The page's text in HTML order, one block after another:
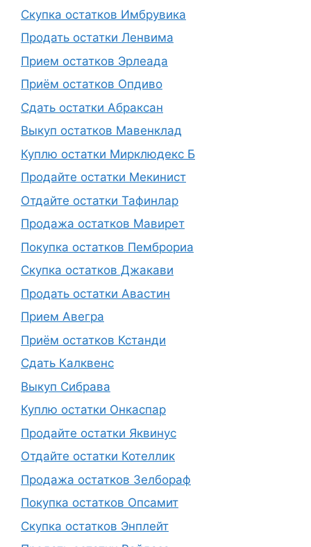
Скупка остатков Имбрувика
Продать остатки Ленвима
Прием остатков Эрлеада
Приём остатков Опдиво
Сдать остатки Абраксан
Выкуп остатков Мавенклад
Куплю остатки Мирклюдекс Б
Продайте остатки Мекинист
Отдайте остатки Тафинлар
Продажа остатков Мавирет
Покупка остатков Пемброриа
Скупка остатков Джакави
Продать остатки Авастин
Прием Авегра
Приём остатков Кстанди
Сдать Калквенс
Выкуп Сибрава
Куплю остатки Онкаспар
Продайте остатки Яквинус
Отдайте остатки Котеллик
Продажа остатков Зелбораф
Покупка остатков Опсамит
Скупка остатков Энплейт